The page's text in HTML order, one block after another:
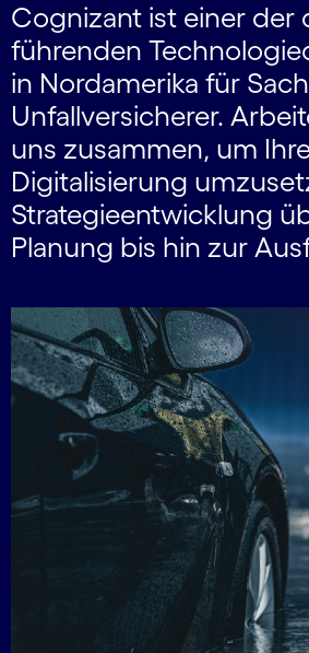
Cognizant ist einer der
führenden
in Nordamerika für
Unfallversicherer.
uns zusammen, um
Digitalisierung
Strategieentwicklung
Planung bis hin zur